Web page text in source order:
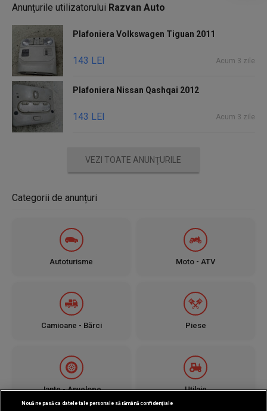
Anunțurile utilizatorului Razvan Auto
Plafoniera Volkswagen Tiguan 2011
143 LEI Acum 3 zile
Plafoniera Nissan Qashqai 2012
143 LEI Acum 3 zile
VEZI TOATE ANUNŢURILE
Categorii de anunțuri
Autoturisme Moto - ATV
Camioane - Bărci Piese
Jante - Anvelope Utilaje
Nouă ne pasă ca datele tale personale să rămână confidențiale